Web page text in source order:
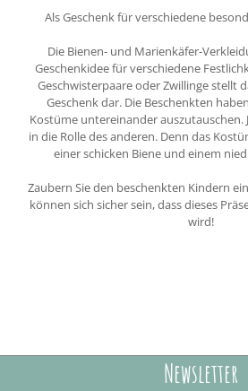
Als Geschenk für verschiedene
Die Bienen- und Marienkäfer-
Geschenkidee für verschiedene
Geschwisterpaare oder Zwillinge stellt
Geschenk dar. Die Beschenkten
Kostüme untereinander auszutauschen.
in die Rolle des anderen. Denn das
einer schicken Biene und einem
Zaubern Sie den beschenkten Kindern
können sich sicher sein, dass dieses
wird!
Newsletter